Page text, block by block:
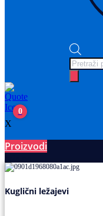
Products
search
0
X
Proizvodi
Kuglični ležajevi